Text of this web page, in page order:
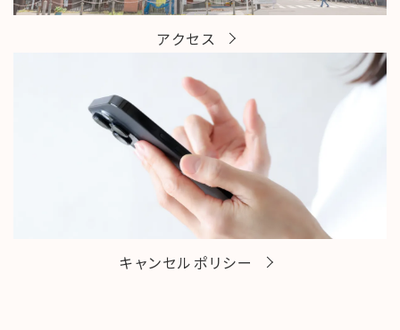
アクセス
キャンセルポリシー